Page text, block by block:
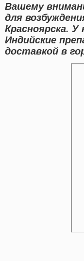
Вашему
для
Красноярска.
Индийские
доставкой в